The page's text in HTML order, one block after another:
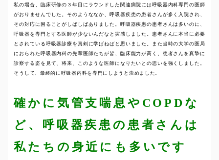
私の場合、臨床研修の３年目にラウンドした関連病院には呼吸器内科専門の医師
がおりませんでした。そのようななか、呼吸器疾患の患者さんが多く入院され、
その対応に困ることがしばしばありました。呼吸器疾患の患者さんは多いのに、
呼吸器を専門とする医師が少ないんだなと実感しました。患者さんに本当に必要
とされている呼吸器診療を真剣に学ばねばと思いました。また当時の大学の医局
におられた呼吸器内科の先輩医師たちが皆、臨床能力が高く、患者さんを真摯に
診察する姿を見て、将来、このような医師になりたいとの思いを強くしました。
そうして、最終的に呼吸器内科を専門にしようと決めました。
確かに気管支喘息やCOPDな
ど、呼吸器疾患の患者さんは
私たちの身近にも多いです